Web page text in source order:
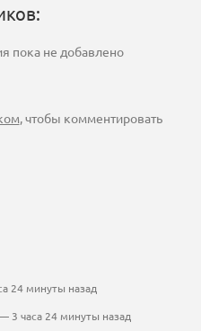
пока не добавлено
, чтобы комментировать
24 минуты назад
3 часа 24 минуты назад